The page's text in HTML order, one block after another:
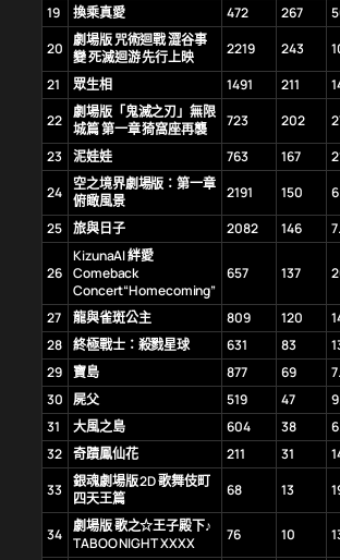
19
換乘真愛 472 267
20 劇場版 咒術迴戰 澀谷事
變 死滅迴游 先行上映
2219 243
21
眾生相 1491 211
22 劇場版「鬼滅之刃」無限
城篇 第一章 猗窩座再襲
723 202
23 泥娃娃 763 167
24
空之境界劇場版：第一章
俯瞰風景
2191 150
25 旅與日子 2082 146
26
KizunaAI 絆愛
Comeback
Concert“Homecoming”
657 137
27 龍與雀斑公主 809 120
28 終極戰士：殺戮星球 631 83
29 寶島 877 69
30 屍父 519 47
31
大風之島 604 38
32 奇蹟鳳仙花 211 31
33 銀魂劇場版 2D 歌舞伎町
四天王篇
68 13
34 劇場版 歌之☆王子殿下♪
TABOO NIGHT XXXX
76 10